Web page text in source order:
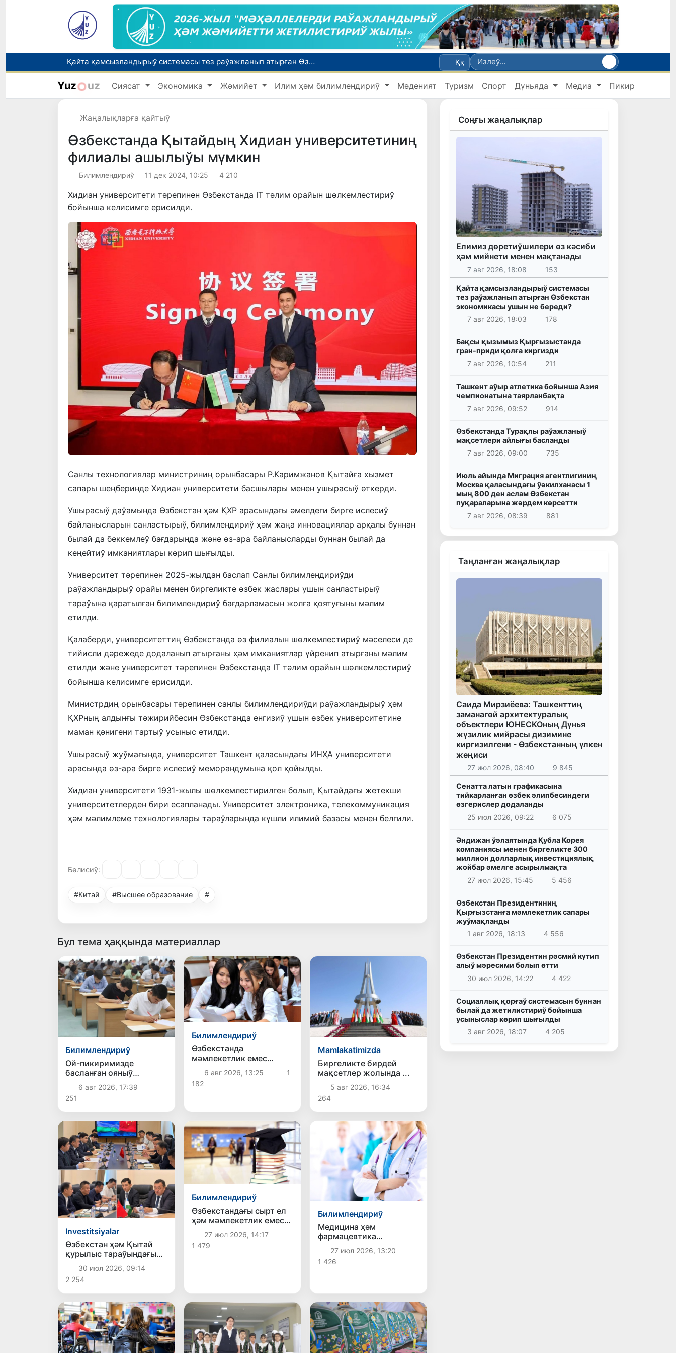
Қайта қамсызландырыў системасы тез раўажланып атырған Өзбекстан экономикасы ушын не береди?
Ташкент аўыр атлетика бойынша Азия чемпионатына таярланбақта
Өзбекстанда Турақлы раўажланыў мақсетлери айлығы басланды
Елимиз дөретиўшилери өз кәсиби ҳәм мийнети менен мақтанады
Ққ
Yuz uz Сиясат Экономика Жәмийет Илим ҳәм билимлендириў Мәденият Туризм Спорт Дүньяда Медиа Пикир
Жаңалықларға қайтыў
Өзбекстанда Қытайдың Хидиан университетиниң
филиалы ашылыўы мүмкин
Билимлендириў 11 дек 2024, 10:25 4 210
Хидиан университети тәрепинен Өзбекстанда IТ тәлим орайын шөлкемлестириў
бойынша келисимге ерисилди.
Санлы технологиялар министриниң орынбасары Р.Каримжанов Қытайға хызмет
сапары шеңберинде Хидиан университети басшылары менен ушырасыў өткерди.
Ушырасыў даўамында Өзбекстан ҳәм ҚХР арасындағы әмелдеги бирге ислесиў
байланысларын санластырыў, билимлендириў ҳәм жаңа инновациялар арқалы буннан
былай да беккемлеў бағдарында және өз-ара байланысларды буннан былай да
кеңейтиў имканиятлары көрип шығылды.
Университет тәрепинен 2025-жылдан баслап Санлы билимлендириўди
раўажландырыў орайы менен биргеликте өзбек жаслары ушын санластырыў
тараўына қаратылған билимлендириў бағдарламасын жолға қоятуғыны мәлим
етилди.
Қалаберди, университеттиң Өзбекстанда өз филиалын шөлкемлестириў мәселеси де
тийисли дәрежеде додаланып атырғаны ҳәм имканиятлар үйренип атырғаны мәлим
етилди және университет тәрепинен Өзбекстанда IТ тәлим орайын шөлкемлестириў
бойынша келисимге ерисилди.
Министрдиң орынбасары тәрепинен санлы билимлендириўди раўажландырыў ҳәм
ҚХРның алдынғы тәжирийбесин Өзбекстанда енгизиў ушын өзбек университетине
маман қәнигени тартыў усыныс етилди.
Ушырасыў жуўмағында, университет Ташкент қаласындағы ИНҲА университети
арасында өз-ара бирге ислесиў меморандумына қол қойылды.
Хидиан университети 1931-жылы шөлкемлестирилген болып, Қытайдағы жетекши
университетлерден бири есапланады. Университет электроника, телекоммуникация
ҳәм мәлимлеме технологиялары тараўларында күшли илимий базасы менен белгили.
Бөлисиў:
#Китай #Высшее образование #
Бул тема ҳаққында материаллар
Билимлендириў
Ой-пикиримизде
басланған ояныў
жоқары шеклерге
жетеклеп атыр
6 авг 2026, 17:39
251
Билимлендириў
Өзбекстанда
мәмлекетлик емес
ЖООларға оқыўды
көшириў ҳәм тиклеў
бойынша арза бериў
6 авг 2026, 13:25
1
182
Mamlakatimizda
Биргеликте бирдей
мақсетлер жолында ...
5 авг 2026, 16:34
264
Investitsiyalar
Өзбекстан ҳәм Қытай
қурылыс тараўындағы
жаңа инвестициялық
жойбарларды додалады
30 июл 2026, 09:14
2 254
Билимлендириў
Өзбекстандағы сырт ел
ҳәм мәмлекетлик емес
жоқары оқыў орынлары
ушын 1452 мәмлекетлик
грантлар
27 июл 2026, 14:17
1 479
Билимлендириў
Медицина ҳәм
фармацевтика
тараўында жумыс
стажы кеминде 15 жыл
болған
төлеми ушын субсидия
бериледи
27 июл 2026, 13:20
1 426
Соңғы жаңалықлар
Елимиз дөретиўшилери өз кәсиби
ҳәм мийнети менен мақтанады
7 авг 2026, 18:08 153
Қайта қамсызландырыў системасы
тез раўажланып атырған Өзбекстан
экономикасы ушын не береди?
7 авг 2026, 18:03
178
Бақсы қызымыз Қырғызыстанда
гран-приди қолға киргизди
7 авг 2026, 10:54
211
Ташкент аўыр атлетика бойынша Азия
чемпионатына таярланбақта
7 авг 2026, 09:52
914
Өзбекстанда Турақлы раўажланыў
мақсетлери айлығы басланды
7 авг 2026, 09:00
735
Июль айында Миграция агентлигиниң
Москва қаласындағы ўәкилханасы 1
мың 800 ден аслам Өзбекстан
пуқараларына жәрдем көрсетти
7 авг 2026, 08:39
881
Таңланған жаңалықлар
Саида Мирзиёева: Ташкенттиң
заманагөй архитектуралық
объектлери ЮНЕСКОның Дүнья
жүзилик мийрасы дизимине
киргизилгени - Өзбекстанның үлкен
жеңиси
27 июл 2026, 08:40 9 845
Сенатта латын графикасына
тийкарланған өзбек әлипбесиндеги
өзгерислер додаланды
25 июл 2026, 09:22
6 075
Әндижан ўәлаятында Қубла Корея
компаниясы менен биргеликте 300
миллион долларлық инвестициялық
жойбар әмелге асырылмақта
27 июл 2026, 15:45
5 456
Өзбекстан Президентиниң
Қырғызстанға мәмлекетлик сапары
жуўмақланды
1 авг 2026, 18:13
4 556
Өзбекстан Президентин рәсмий күтип
алыў мәресими болып өтти
30 июл 2026, 14:22
4 422
Социаллық қорғаў системасын буннан
былай да жетилистириў бойынша
усыныслар көрип шығылды
3 авг 2026, 18:07
4 205